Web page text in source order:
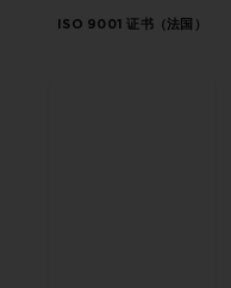
ISO 9001 证书（法国）